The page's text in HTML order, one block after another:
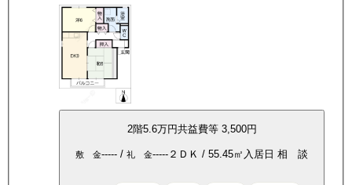
2階5.6万円共益費等 3,500円
敷 金----- / 礼 金----- ２ＤＫ / 55.45㎡ 入居日 相 談